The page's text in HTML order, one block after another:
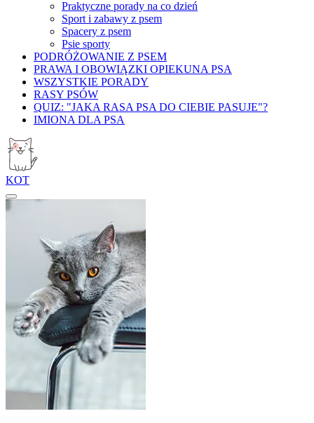
Praktyczne porady na co dzień
Sport i zabawy z psem
Spacery z psem
Psie sporty
PODRÓŻOWANIE Z PSEM
PRAWA I OBOWIĄZKI OPIEKUNA PSA
WSZYSTKIE PORADY
RASY PSÓW
QUIZ: "JAKA RASA PSA DO CIEBIE PASUJE"?
IMIONA DLA PSA
KOT